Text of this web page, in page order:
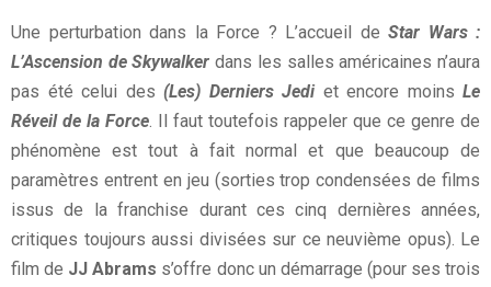
Une perturbation dans la Force ? L’accueil de Star Wars :
L’Ascension de Skywalker dans les salles américaines n’aura
pas été celui des (Les) Derniers Jediet encore moins Le
Réveil de la Force. Il faut toutefois rappeler que ce genre de
phénomène est tout à fait normal et que beaucoup de
paramètres entrent en jeu (sorties trop condensées de films
issus de la franchise durant ces cinq dernières années,
critiques toujours aussi divisées sur ce neuvième opus). Le
film de JJ Abrams s’offre donc un démarrage (pour ses trois